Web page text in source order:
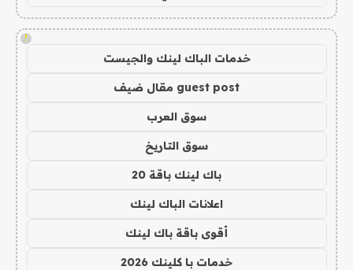
!
خدمات الباك لينك والجيست
guest post مقال ضيف
سوق العرب
سوق التاريخ
باك لينك باقة 20
اعلانات الباك لينك
أقوى باقة باك لينك
خدمات با كلينك 2026